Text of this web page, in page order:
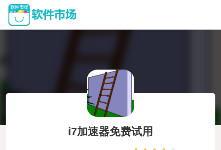
i7加速器免费试用